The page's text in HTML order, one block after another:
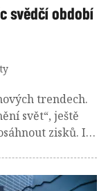
svědčí období
trendech.
svět“, ještě
zisků. I